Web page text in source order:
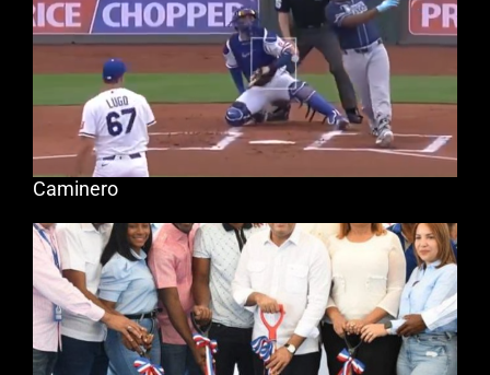
Caminero